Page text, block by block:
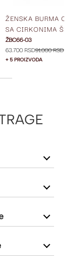
ŽENSKA BURMA OD
SA CIRKONIMA
ŽBC66-03
ŽBC66-03
63.700 RSD91.000 RSD
+ 5 PROIZVODA